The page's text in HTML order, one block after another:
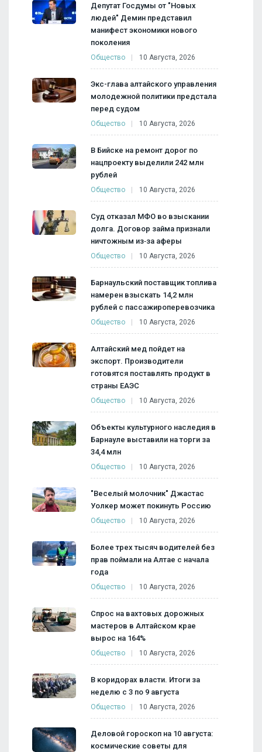
Депутат Госдумы от "Новых
людей" Демин представил
манифест экономики нового
поколения
Общество 10 Августа, 2026
Экс-глава алтайского управления
молодежной политики предстала
перед судом
Общество 10 Августа, 2026
В Бийске на ремонт дорог по
нацпроекту выделили 242 млн
рублей
Общество 10 Августа, 2026
Суд отказал МФО во взыскании
долга. Договор займа признали
ничтожным из‑за аферы
Общество 10 Августа, 2026
Барнаульский поставщик топлива
намерен взыскать 14,2 млн
рублей с пассажироперевозчика
Общество 10 Августа, 2026
Алтайский мед пойдет на
экспорт. Производители
готовятся поставлять продукт в
страны ЕАЭС
Общество 10 Августа, 2026
Объекты культурного наследия в
Барнауле выставили на торги за
34,4 млн
Общество 10 Августа, 2026
"Веселый молочник" Джастас
Уолкер может покинуть Россию
Общество 10 Августа, 2026
Более трех тысяч водителей без
прав поймали на Алтае с начала
года
Общество 10 Августа, 2026
Спрос на вахтовых дорожных
мастеров в Алтайском крае
вырос на 164%
Общество 10 Августа, 2026
В коридорах власти. Итоги за
неделю с 3 по 9 августа
Общество 10 Августа, 2026
Деловой гороскоп на 10 августа:
космические советы для